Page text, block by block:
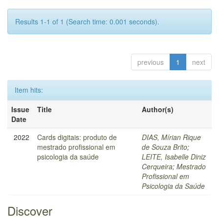
Results 1-1 of 1 (Search time: 0.001 seconds).
previous 1 next
Item hits:
Issue
Date
Title Author(s)
2022
Cards digitais: produto de
mestrado profissional em
psicologia da saúde
DIAS, Mírian Rique
de Souza Brito;
LEITE, Isabelle Diniz
Cerqueira; Mestrado
Profissional em
Psicologia da Saúde
Discover